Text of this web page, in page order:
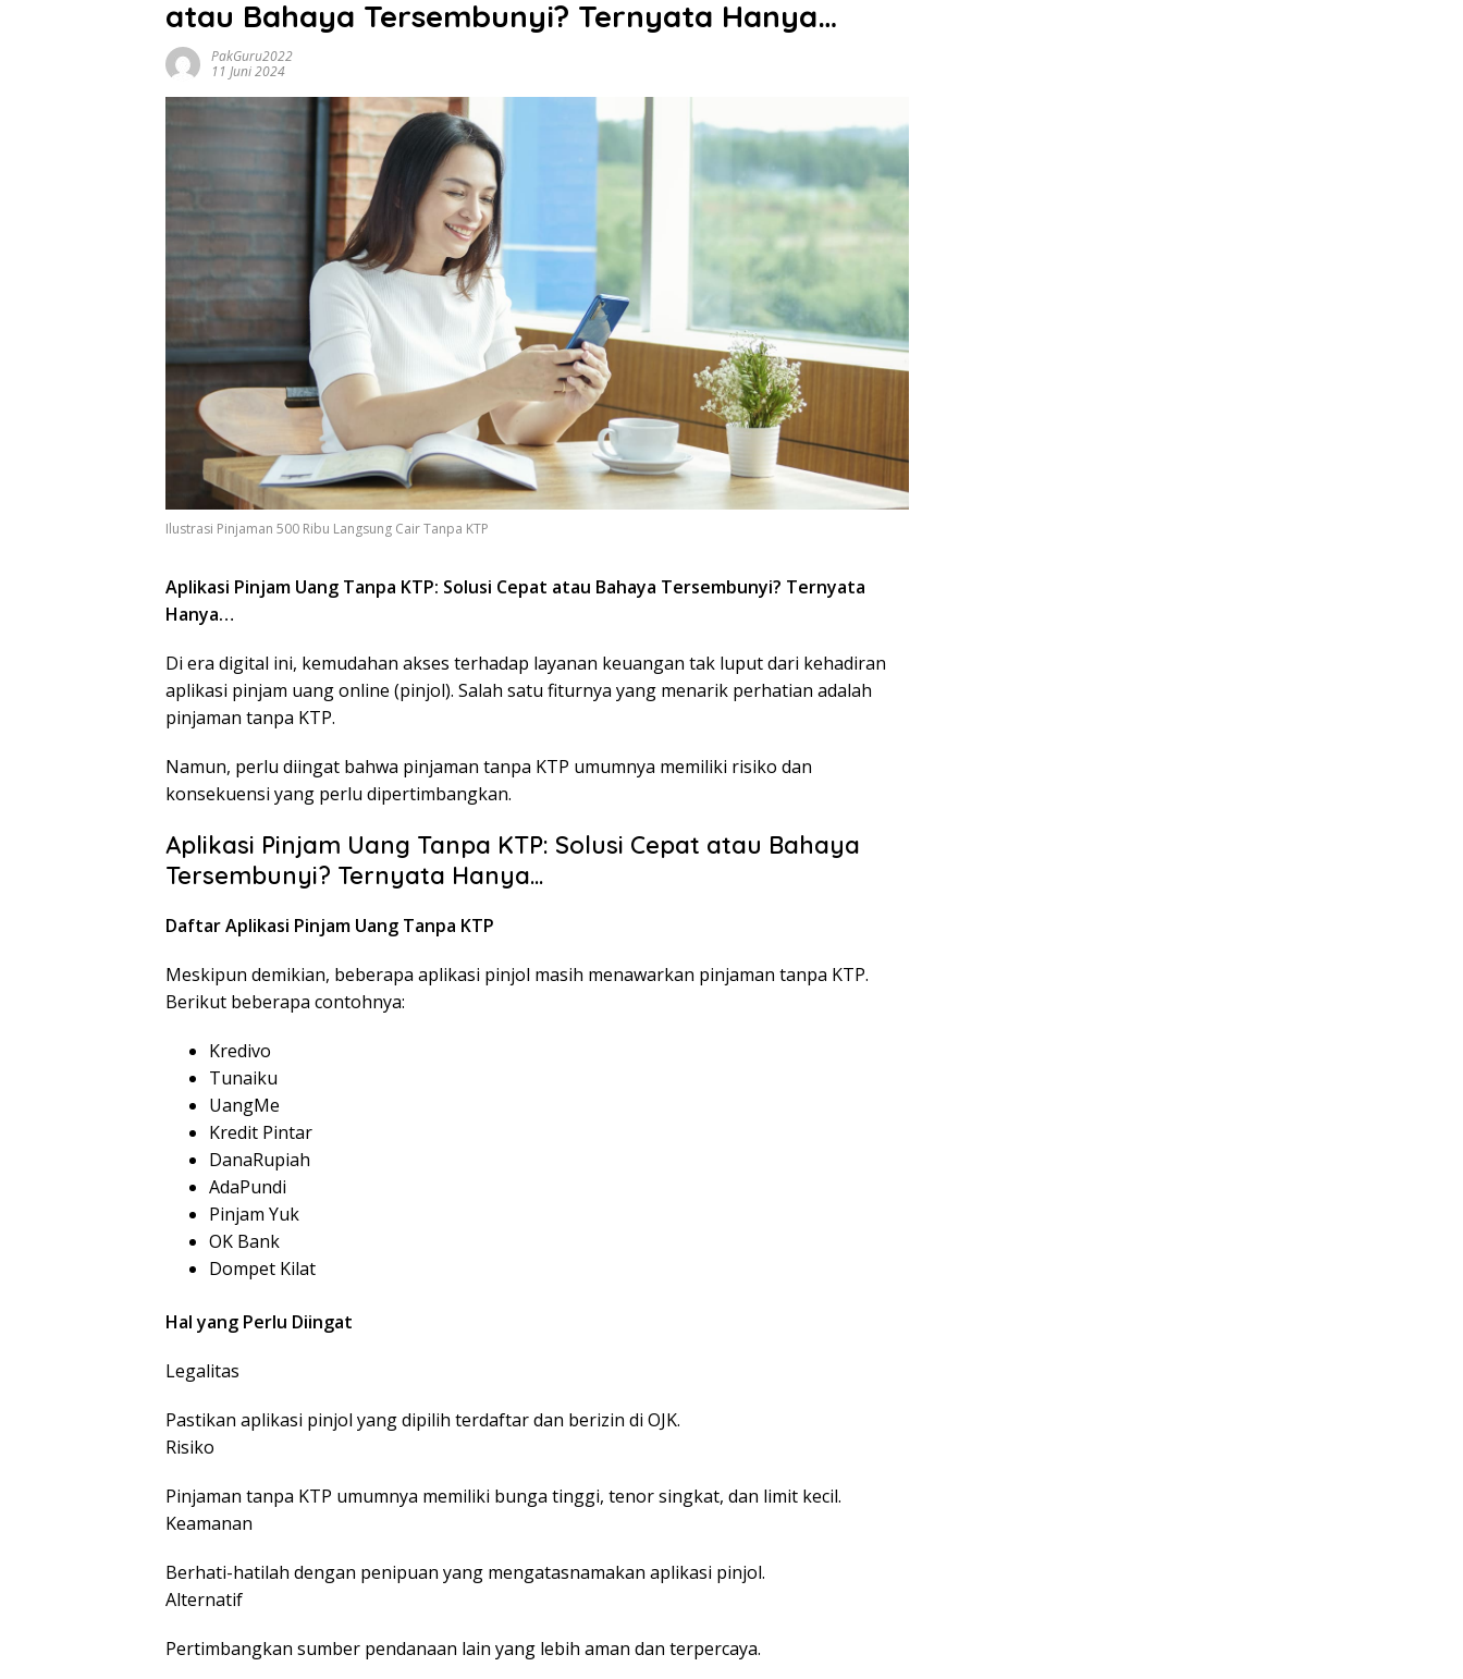
atau Bahaya Tersembunyi? Ternyata Hanya…
PakGuru2022
11 Juni 2024
Ilustrasi Pinjaman 500 Ribu Langsung Cair Tanpa KTP
Aplikasi Pinjam Uang Tanpa KTP: Solusi Cepat atau Bahaya Tersembunyi? Ternyata
Hanya…
Di era digital ini, kemudahan akses terhadap layanan keuangan tak luput dari kehadiran
aplikasi pinjam uang online (pinjol). Salah satu fiturnya yang menarik perhatian adalah
pinjaman tanpa KTP.
Namun, perlu diingat bahwa pinjaman tanpa KTP umumnya memiliki risiko dan
konsekuensi yang perlu dipertimbangkan.
Aplikasi Pinjam Uang Tanpa KTP: Solusi Cepat atau Bahaya
Tersembunyi? Ternyata Hanya…
Daftar Aplikasi Pinjam Uang Tanpa KTP
Meskipun demikian, beberapa aplikasi pinjol masih menawarkan pinjaman tanpa KTP.
Berikut beberapa contohnya:
Kredivo
Tunaiku
UangMe
Kredit Pintar
DanaRupiah
AdaPundi
Pinjam Yuk
OK Bank
Dompet Kilat
Hal yang Perlu Diingat
Legalitas
Pastikan aplikasi pinjol yang dipilih terdaftar dan berizin di OJK.
Risiko
Pinjaman tanpa KTP umumnya memiliki bunga tinggi, tenor singkat, dan limit kecil.
Keamanan
Berhati-hatilah dengan penipuan yang mengatasnamakan aplikasi pinjol.
Alternatif
Pertimbangkan sumber pendanaan lain yang lebih aman dan terpercaya.